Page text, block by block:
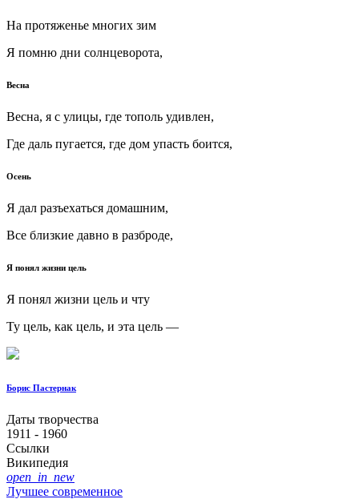
На протяженье многих зим
Я помню дни солнцеворота,
Весна
Весна, я с улицы, где тополь удивлен,
Где даль пугается, где дом упасть боится,
Осень
Я дал разъехаться домашним,
Все близкие давно в разброде,
Я понял жизни цель
Я понял жизни цель и чту
Ту цель, как цель, и эта цель —
Борис Пастернак
Даты творчества
1911 - 1960
Ссылки
Википедия
open_in_new
Лучшее современное